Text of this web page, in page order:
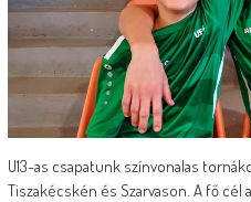
U13-as csapatunk színvonalas
Tiszakécskén és Szarvason. A fő cél